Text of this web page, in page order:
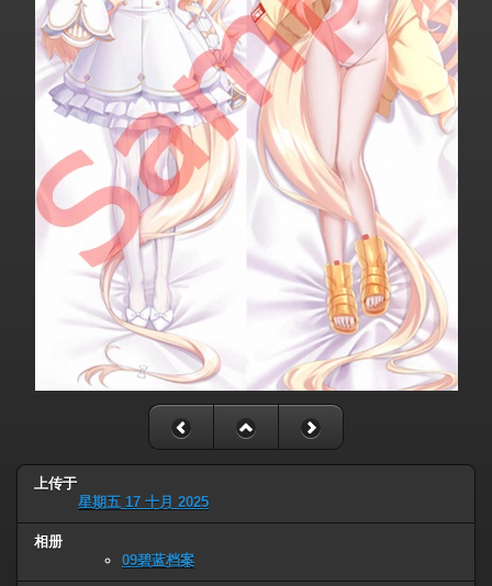
上传于
星期五 17 十月 2025
相册
09碧蓝档案